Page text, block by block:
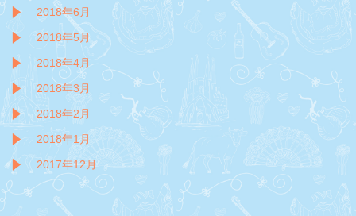
2018年6月
2018年5月
2018年4月
2018年3月
2018年2月
2018年1月
2017年12月